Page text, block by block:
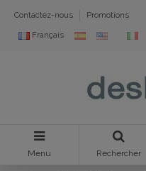
Contactez-nous Promotions
Français
Menu Rechercher